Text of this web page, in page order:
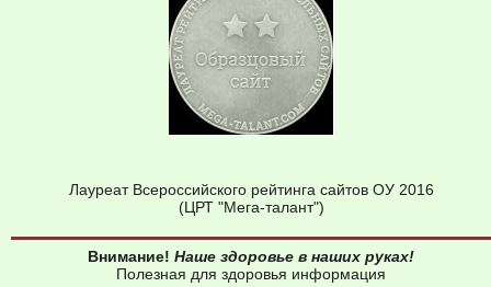
Лауреат Всероссийского рейтинга сайтов ОУ 2016
(ЦРТ "Мега-талант")
Внимание! Наше здоровье в наших руках!
Полезная для здоровья информация